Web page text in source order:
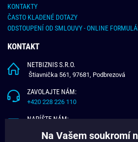
KONTAKTY
ČASTO KLADENÉ DOTAZY
ODSTOUPENÍ OD SMLOUVY - ONLINE
KONTAKT
NETBIZNIS S.R.O.
Štiavnička 561, 97681, Podbrezová
ZAVOLAJTE NÁM:
+420 228 226 110
NAPÍŠTE NÁM:
Na Vašem soukromí